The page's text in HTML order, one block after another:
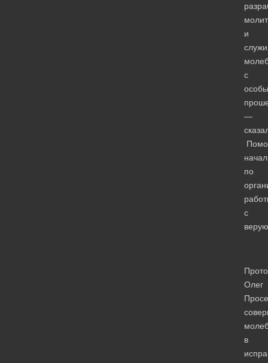
и
с
—
по
с
Олег
в